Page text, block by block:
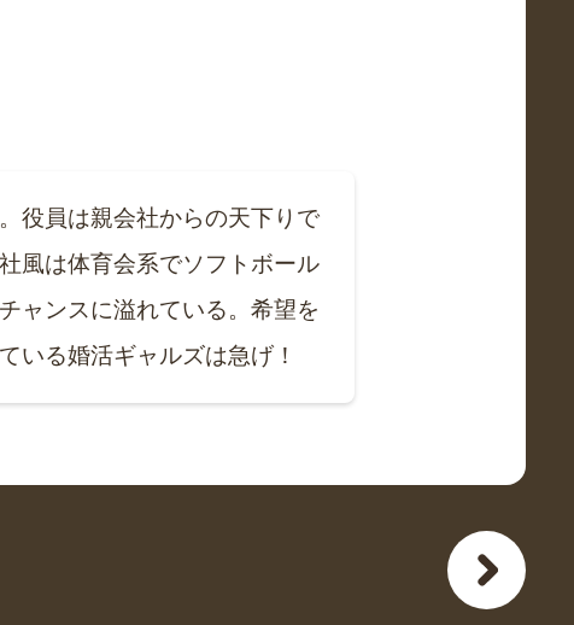
役員は親会社からの天下りで
風は体育会系でソフトボール
ャンスに溢れている。希望を
いる婚活ギャルズは急げ！